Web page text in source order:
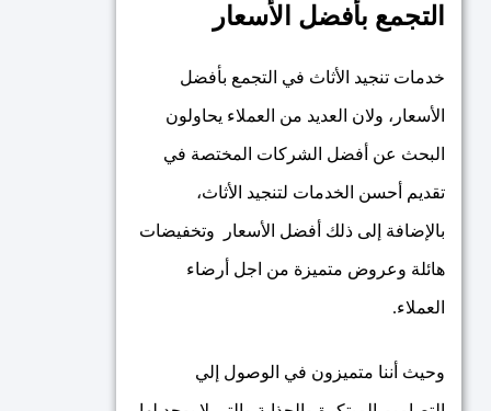
التجمع بأفضل الأسعار
خدمات تنجيد الأثاث في التجمع بأفضل
الأسعار، ولان العديد من العملاء يحاولون
البحث عن أفضل الشركات المختصة في
تقديم أحسن الخدمات لتنجيد الأثاث،
بالإضافة إلى ذلك أفضل الأسعار وتخفيضات
هائلة وعروض متميزة من اجل أرضاء
العملاء.
وحيث أننا متميزون في الوصول إلي